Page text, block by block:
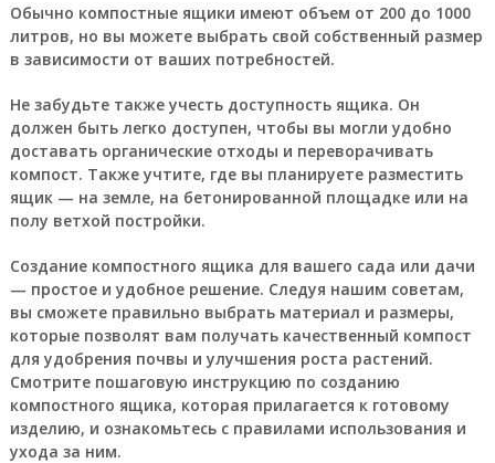
Обычно компостные ящики имеют объем от 200 до 1000
литров, но вы можете выбрать свой собственный размер
в зависимости от ваших потребностей.
Не забудьте также учесть доступность ящика. Он
должен быть легко доступен, чтобы вы могли удобно
доставать органические отходы и переворачивать
компост. Также учтите, где вы планируете разместить
ящик — на земле, на бетонированной площадке или на
полу ветхой постройки.
Создание компостного ящика для вашего сада или дачи
— простое и удобное решение. Следуя нашим советам,
вы сможете правильно выбрать материал и размеры,
которые позволят вам получать качественный компост
для удобрения почвы и улучшения роста растений.
Смотрите пошаговую инструкцию по созданию
компостного ящика, которая прилагается к готовому
изделию, и ознакомьтесь с правилами использования и
ухода за ним.